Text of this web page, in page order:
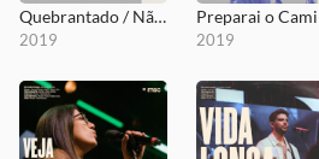
Quebrantado / Não Vejo Jesus
2019 2019